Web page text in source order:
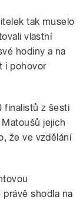
tak muselo
vlastní
hodiny a na
i pohovor
finalistů z šesti
jejich
že ve vzdělání
právě shodla na